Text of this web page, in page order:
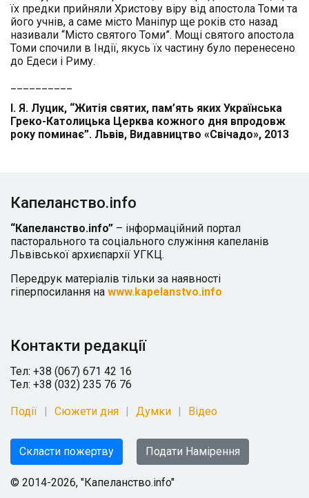
їх предки прийняли Христову віру від апостола Томи та
його учнів, а саме місто Маніпур ще років сто назад
називали “Місто святого Томи”. Мощі святого апостола
Томи спочили в Індії, якусь їх частину було перенесено
до Едеси і Риму.
І. Я. Луцик, “Житія святих, пам’ять яких Українська
Греко-Католицька Церква кожного дня впродовж
року поминає”. Львів, Видавництво «Свічадо», 2013
Капеланство.info
“Капеланство.info” – інформаційний портал
пасторального та соціального служіння капеланів
Львівської архиєпархії УГКЦ.
Передрук матеріалів тільки за наявності
гіперпосилання на www.kapelanstvo.info
Контакти редакції
Тел: +38 (067) 671 42 16
Тел: +38 (032) 235 76 76
Події Сюжети дня Думки Відео
Скласти пожертву Подати Намірення
© 2014-2026, "Капеланство.info"